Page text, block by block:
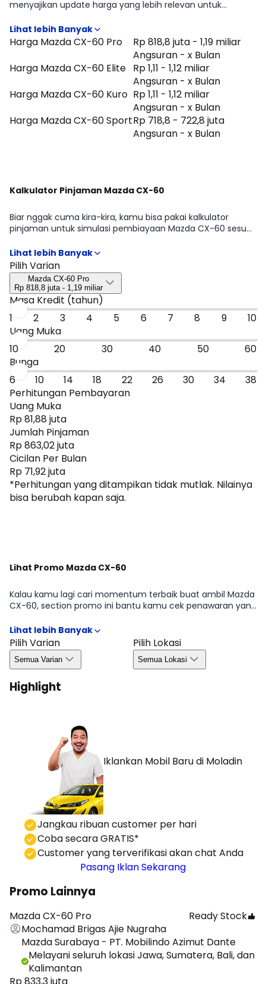
menyajikan update harga yang lebih relevan untuk
dengan gambaran perbedaan harga antar tipe Mazda CX-
60 Pro, Mazda CX-60 Elite, Mazda CX-60 Kuro, Mazda CX-
60 Sport. Cocok untuk kamu yang ingin cepat tahu
positioning Mazda CX-60 di kelasnya sebelum lanjut
membandingkan fitur atau menghitung kemampuan
Harga Mazda CX-60 Pro
Rp 818,8 juta - 1,19 miliar
Angsuran - x Bulan
Harga Mazda CX-60 Elite Rp 1,11 - 1,12 miliar
Angsuran - x Bulan
Harga Mazda CX-60 Kuro Rp 1,11 - 1,12 miliar
Angsuran - x Bulan
Harga Mazda CX-60 SportRp 718,8 - 722,8 juta
Angsuran - x Bulan
Kalkulator Pinjaman Mazda CX-60
Biar nggak cuma kira-kira, kamu bisa pakai kalkulator
pinjaman untuk simulasi pembiayaan Mazda CX-60 sesuai
per bulan. Hasilnya bisa jadi patokan cepat untuk
menyaring tipe Mazda CX-60 Pro, Mazda CX-60 Elite,
Mazda CX-60 Kuro, Mazda CX-60 Sport yang paling masuk
budget, sebelum kamu lanjut ke promo atau bandingkan
dengan mobil sejenis.
Pilih Varian
Mazda CX-60 Pro
Rp 818,8 juta - 1,19 miliar
Masa Kredit (tahun)
1
2 3 4 5 6 7 8 9
10
Uang Muka
10
20 30 40 50
60
Bunga
6
10 14 18 22 26 30 34
38
Perhitungan Pembayaran
Uang Muka
Rp 81,88 juta
Jumlah Pinjaman
Rp 863,02 juta
Cicilan Per Bulan
Rp 71,92 juta
*Perhitungan yang ditampikan tidak mutlak. Nilainya
bisa berubah kapan saja.
Lihat Promo Mazda CX-60
Kalau kamu lagi cari momentum terbaik buat ambil Mazda
CX-60, section promo ini bantu kamu cek penawaran yang
untuk pembelian, kemudahan kredit, hingga bonus yang
biasanya bergantung pada wilayah dan ketersediaan.
Dengan begitu, kamu bisa ambil keputusan lebih efisien
tanpa melewatkan peluang promo yang relevan di Agustus
Pilih Varian
Semua Varian
Pilih Lokasi
Semua Lokasi
Highlight
Iklankan Mobil Barudi Moladin
⁠Jangkau ribuan customer per hari
Coba secara GRATIS*
⁠⁠Customer yang terverifikasi akan chat Anda
Pasang Iklan Sekarang
Promo Lainnya
Mazda CX-60 Pro
Ready Stock
Mochamad Brigas Ajie Nugraha
Mazda Surabaya - PT. Mobilindo Azimut Dante
Melayani seluruh lokasi Jawa, Sumatera, Bali, dan
Kalimantan
Rp 833,3 juta